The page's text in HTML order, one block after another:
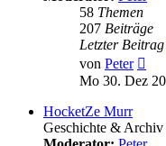
58 Themen
207 Beiträge
Letzter Beitrag
von Peter
Mo 30. Dez
HocketZe Murr
Geschichte &